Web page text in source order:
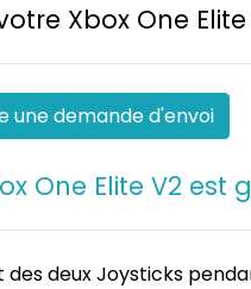
Xbox One
une demande d'envoi
One Elite V2 est
deux Joysticks